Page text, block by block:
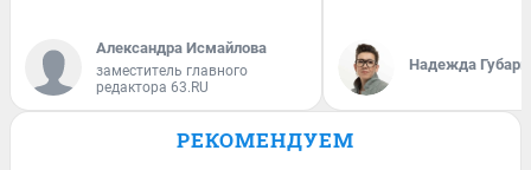
Александра Исмайлова
заместитель главного
редактора 63.RU
Надежда Губарь
РЕКОМЕНДУЕМ